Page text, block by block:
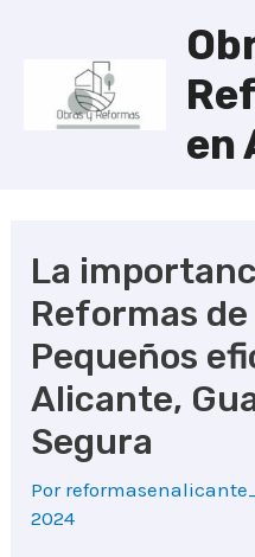
contenido
en
La
Reformas de
Pequeños
Alicante,
Segura
Por
2024